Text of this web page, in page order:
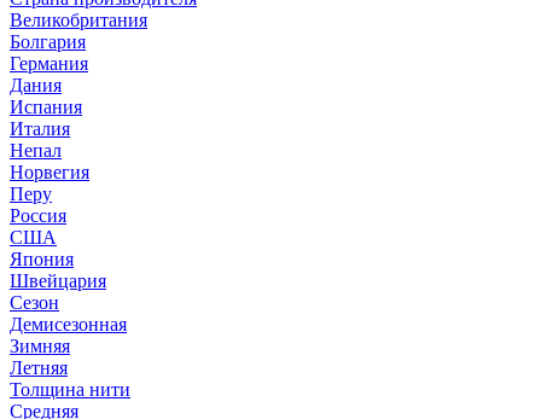
Великобритания
Болгария
Германия
Дания
Испания
Италия
Непал
Норвегия
Перу
Россия
США
Япония
Швейцария
Сезон
Демисезонная
Зимняя
Летняя
Толщина нити
Средняя